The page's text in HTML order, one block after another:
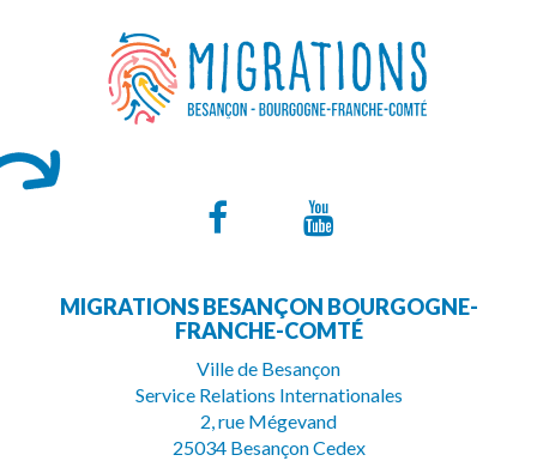
Lien
le
compte
Facebook
la
Youtube
MIGRATIONS BESANÇON BOURGOGNE-
FRANCHE-COMTÉ
Ville de Besançon
Service Relations Internationales
2, rue Mégevand
25034 Besançon Cedex